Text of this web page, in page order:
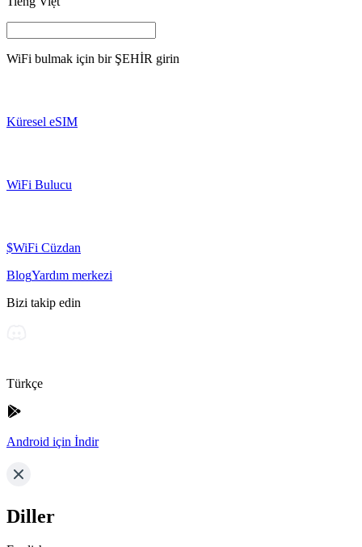
WiFi bulmak için bir ŞEHİR girin
Küresel eSIM
WiFi Bulucu
$WiFi Cüzdan
BlogYardım merkezi
Bizi takip edin
Türkçe
Android için İndir
Diller